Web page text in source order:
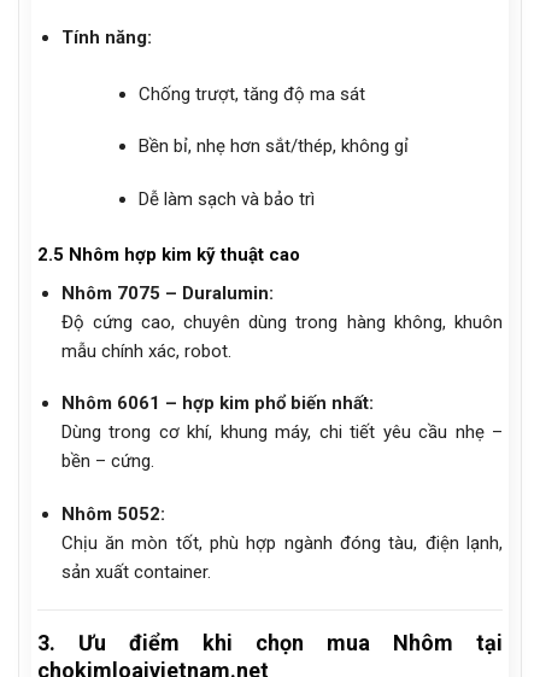
Tính năng:
Chống trượt, tăng độ ma sát
Bền bỉ, nhẹ hơn sắt/thép, không gỉ
Dễ làm sạch và bảo trì
2.5 Nhôm hợp kim kỹ thuật cao
Nhôm 7075 – Duralumin:
Độ cứng cao, chuyên dùng trong hàng không, khuôn
mẫu chính xác, robot.
Nhôm 6061 – hợp kim phổ biến nhất:
Dùng trong cơ khí, khung máy, chi tiết yêu cầu nhẹ –
bền – cứng.
Nhôm 5052:
Chịu ăn mòn tốt, phù hợp ngành đóng tàu, điện lạnh,
sản xuất container.
3. Ưu điểm khi chọn mua Nhôm tại
chokimloaivietnam.net